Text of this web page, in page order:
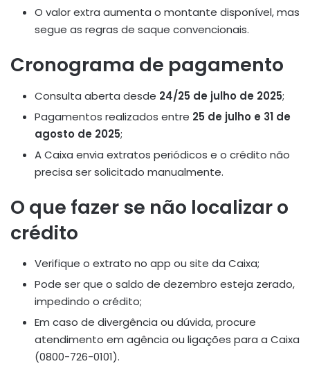
O valor extra aumenta o montante disponível, mas
segue as regras de saque convencionais.
Cronograma de pagamento
Consulta aberta desde 24/25 de julho de 2025;
Pagamentos realizados entre 25 de julho e 31 de
agosto de 2025;
A Caixa envia extratos periódicos e o crédito não
precisa ser solicitado manualmente.
O que fazer se não localizar o
crédito
Verifique o extrato no app ou site da Caixa;
Pode ser que o saldo de dezembro esteja zerado,
impedindo o crédito;
Em caso de divergência ou dúvida, procure
atendimento em agência ou ligações para a Caixa
(0800-726-0101).